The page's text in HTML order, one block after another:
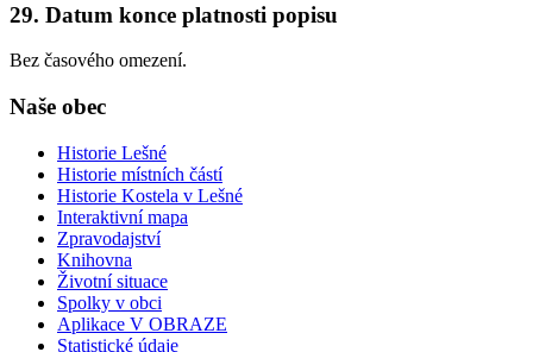
29. Datum konce platnosti popisu
Bez časového omezení.
Naše obec
Historie Lešné
Historie místních částí
Historie Kostela v Lešné
Interaktivní mapa
Zpravodajství
Knihovna
Životní situace
Spolky v obci
Aplikace V OBRAZE
Statistické údaje